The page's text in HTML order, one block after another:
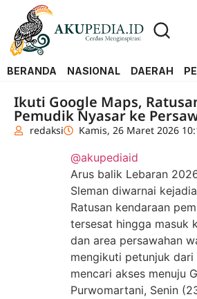
BERANDA NASIONAL DAERAH
Ikuti Google Maps,
Pemudik Nyasar ke
redaksi Kamis, 26 Maret 2026
@akupediaid
Arus balik Lebaran
Sleman diwarnai
Ratusan kendaraan
tersesat hingga masuk
dan area persawahan
mengikuti petunjuk
mencari akses menuju
Purwomartani, Senin